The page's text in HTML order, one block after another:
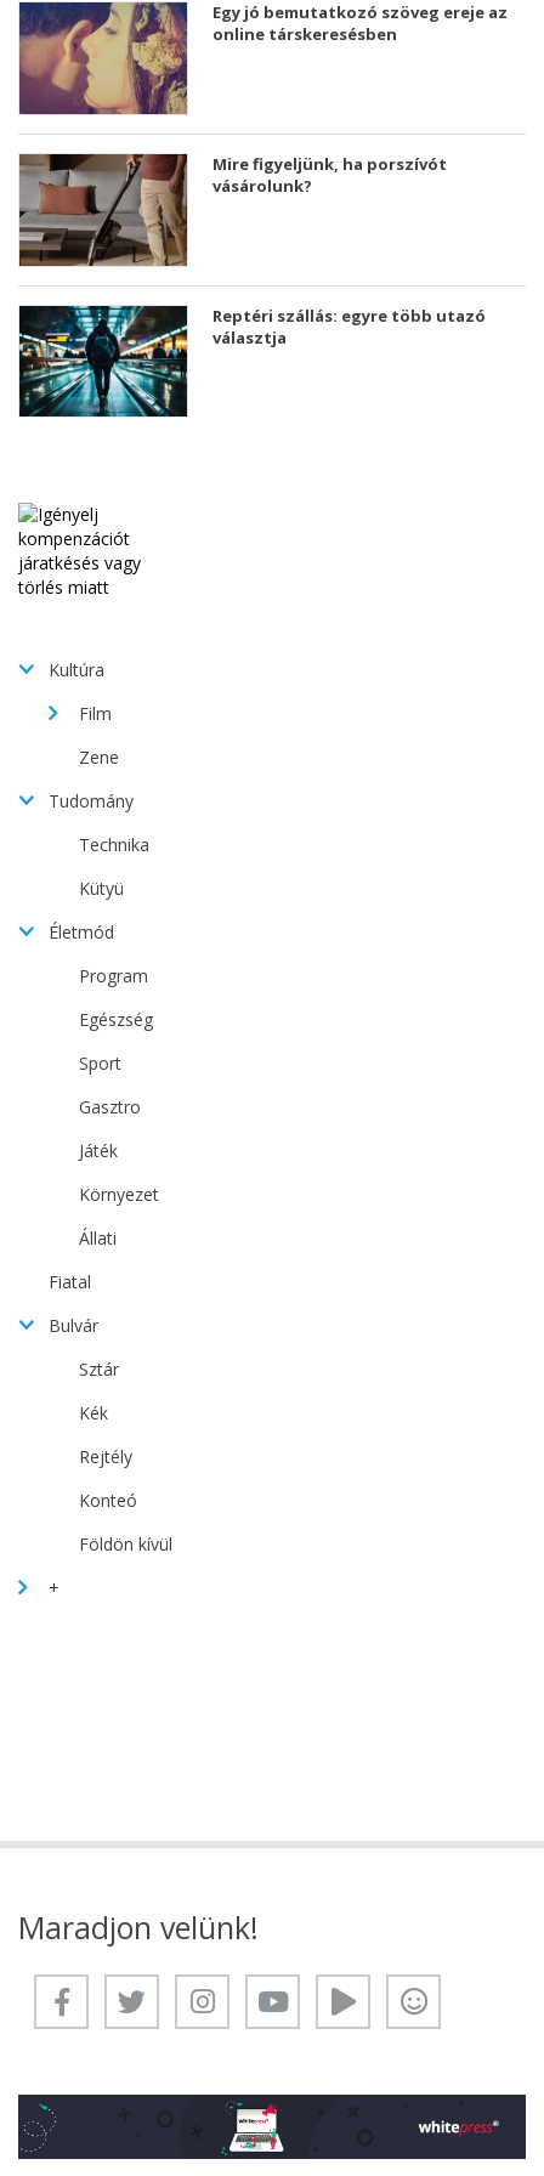
Egy jó bemutatkozó szöveg ereje az
online társkeresésben
Mire figyeljünk, ha porszívót
vásárolunk?
Reptéri szállás: egyre több utazó
választja
Kultúra
Film
Zene
Tudomány
Technika
Kütyü
Életmód
Program
Egészség
Sport
Gasztro
Játék
Környezet
Állati
Fiatal
Bulvár
Sztár
Kék
Rejtély
Konteó
Földön kívül
+
Maradjon velünk!